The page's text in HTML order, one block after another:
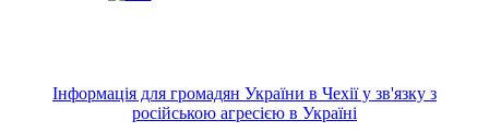
Інформація для громадян України в Чехії у зв'язку з
російською агресією в Україні